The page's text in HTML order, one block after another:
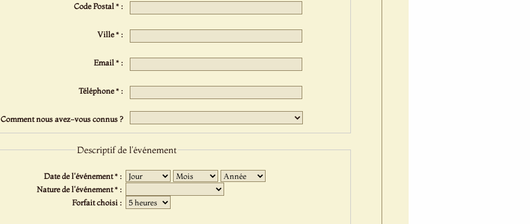
Code Postal * :
Ville * :
Email * :
Téléphone * :
Comment nous avez-vous connus ?
Descriptif de l'événement
Date de l'événement * : Jour
Nature de l'événement * :
Forfait choisi :